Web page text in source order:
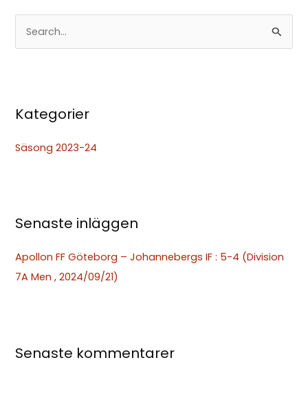
ö
f
e
Kategorier
Säsong 2023-24
Senaste inläggen
Apollon FF Göteborg – Johannebergs IF : 5-4 (Division
7A Men , 2024/09/21)
Senaste kommentarer